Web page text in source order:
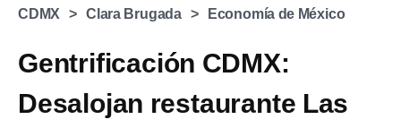
CDMX Clara Brugada Economía de México
Gentrificación CDMX:
Desalojan restaurante Las